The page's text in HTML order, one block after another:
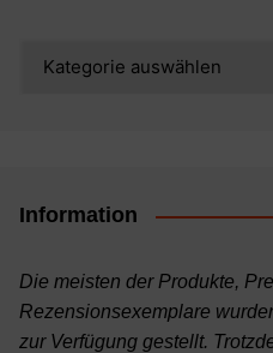
Information
Die meisten der Produkte,
Rezensionsexemplare
zur Verfügung gestellt.